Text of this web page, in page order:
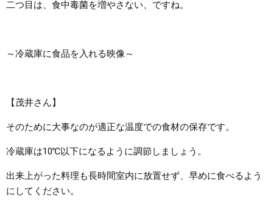
二つ目は、食中毒菌を増やさない、ですね。
～冷蔵庫に食品を入れる映像～
【茂井さん】
そのために大事なのが適正な温度での食材の保存です。
冷蔵庫は10℃以下になるように調節しましょう。
出来上がった料理も長時間室内に放置せず、早めに食べるよう
にしてください。